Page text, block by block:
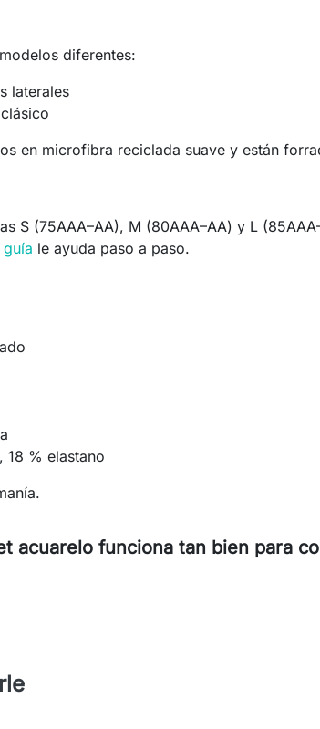
diferentes:
laterales
en microfibra reciclada suave y están
S (75AAA–AA), M (80AAA–AA) y L
guía le ayuda paso a paso.
% elastano
acuarelo funciona tan bien para